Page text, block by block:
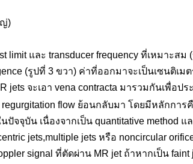
ญ่)
limit และ transducer frequency ที่เหมาะสม
(รูปที่ 3 ขวา) ค่าที่ออกมาจะเป็นเซนติเม
จะเอา vena contracta มารวมกันเพื่อปร
flow ย้อนกลับมา โดยมีหลักการ
จจุบัน เนื่องจากเป็น quantitative method
jets,multiple jets หรือ noncircular
signal ที่ตัดผ่าน MR jet ถ้าหากเป็น